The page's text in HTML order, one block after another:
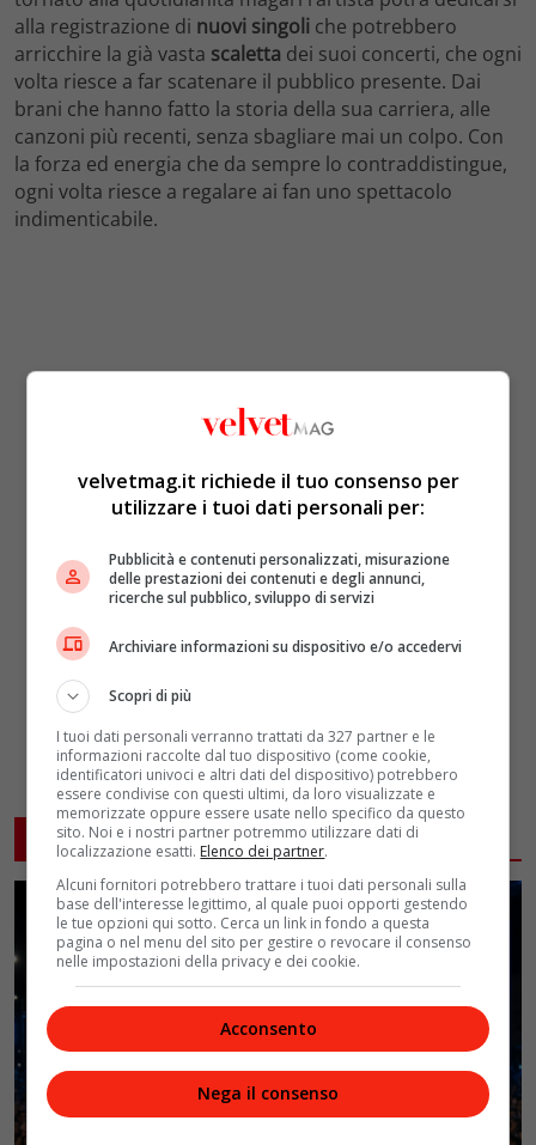
alla registrazione di nuovi singoli che potrebbero
arricchire la già vasta scaletta dei suoi concerti, che ogni
volta riesce a far scatenare il pubblico presente. Dai
brani che hanno fatto la storia della sua carriera, alle
canzoni più recenti, senza sbagliare mai un colpo. Con
la forza ed energia che da sempre lo contraddistingue,
ogni volta riesce a regalare ai fan uno spettacolo
indimenticabile.
ARTICOLI CORRELATI
velvetmag.it richiede il tuo consenso per
utilizzare i tuoi dati personali per:
Pubblicità e contenuti personalizzati, misurazione
delle prestazioni dei contenuti e degli annunci,
ricerche sul pubblico, sviluppo di servizi
Archiviare informazioni su dispositivo e/o accedervi
Scopri di più
I tuoi dati personali verranno trattati da 327 partner e le
informazioni raccolte dal tuo dispositivo (come cookie,
identificatori univoci e altri dati del dispositivo) potrebbero
essere condivise con questi ultimi, da loro visualizzate e
memorizzate oppure essere usate nello specifico da questo
sito. Noi e i nostri partner potremmo utilizzare dati di
localizzazione esatti. Elenco dei partner.
Alcuni fornitori potrebbero trattare i tuoi dati personali sulla
base dell'interesse legittimo, al quale puoi opporti gestendo
le tue opzioni qui sotto. Cerca un link in fondo a questa
pagina o nel menu del sito per gestire o revocare il consenso
nelle impostazioni della privacy e dei cookie.
Acconsento
Nega il consenso